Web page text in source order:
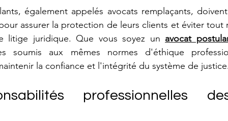
également appelés avocats remplaçants,
assurer la protection de leurs clients et éviter tout
litige juridique. Que vous soyez un avocat
soumis aux mêmes normes d'éthique
la confiance et l'intégrité du système de justice.
professionnelles